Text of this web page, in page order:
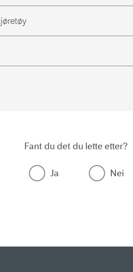
Fant du det du lette etter?
Ja Nei